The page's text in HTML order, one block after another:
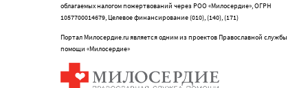
облагаемых налогом пожертвований через РОО «Милосердие», ОГРН
1057700014679, Целевое финансирование (010), (140), (171)
Портал Милосердие.ru является одним из проектов Православной службы
помощи «Милосердие»